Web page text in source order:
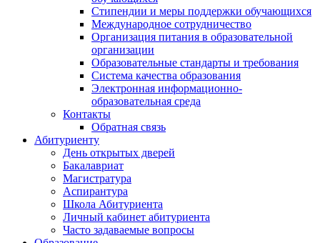
Стипендии и меры поддержки обучающихся
Международное сотрудничество
Организация питания в образовательной
организации
Образовательные стандарты и требования
Система качества образования
Электронная информационно-
образовательная среда
Контакты
Обратная связь
Абитуриенту
День открытых дверей
Бакалавриат
Магистратура
Аспирантура
Школа Абитуриента
Личный кабинет абитуриента
Часто задаваемые вопросы